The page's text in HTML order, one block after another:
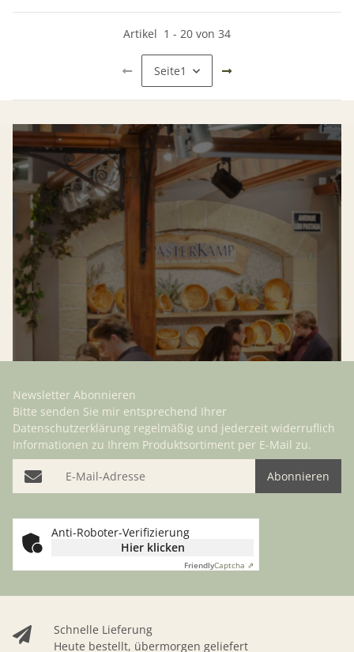
Artikel 1 - 20 von 34
Seite1
Schnelle Lieferung
Heute bestellt, übermorgen geliefert
Newsletter Abonnieren
Bitte senden Sie mir entsprechend Ihrer
Datenschutzerklärung regelmäßig und jederzeit widerruflich
Informationen zu Ihrem Produktsortiment per E-Mail zu.
E-Mail-Adresse
Abonnieren
Anti-Roboter-Verifizierung
Hier klicken
FriendlyCaptcha ⇗